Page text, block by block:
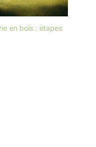
en bois : étapes